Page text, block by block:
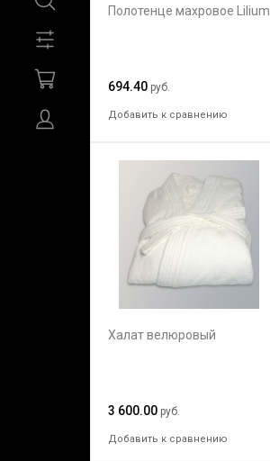
Полотенце махровое Lilium
694.40 руб.
Добавить к сравнению
Халат велюровый
3 600.00 руб.
Добавить к сравнению